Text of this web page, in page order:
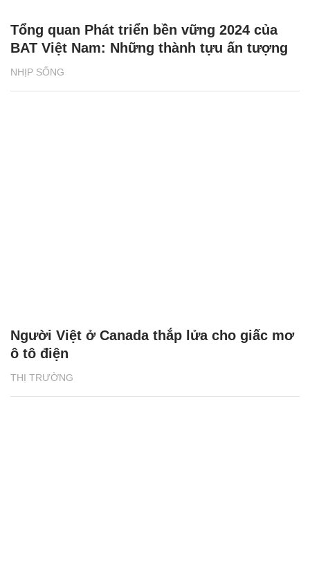
NHỊP SỐNG
Tổng quan Phát triển bền vững 2024 của
BAT Việt Nam: Những thành tựu ấn tượng
THỊ TRƯỜNG
Người Việt ở Canada thắp lửa cho giấc mơ
ô tô điện